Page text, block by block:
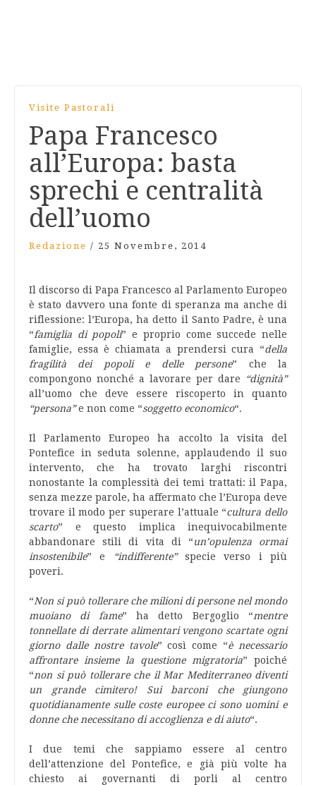
Visite Pastorali
Papa Francesco
all’Europa: basta
sprechi e centralità
dell’uomo
Redazione / 25 Novembre, 2014
Il discorso di Papa Francesco al Parlamento Europeo
è stato davvero una fonte di speranza ma anche di
riflessione: l’Europa, ha detto il Santo Padre, è una
“famiglia di popoli” e proprio come succede nelle
famiglie, essa è chiamata a prendersi cura “della
fragilità dei popoli e delle persone” che la
compongono nonché a lavorare per dare
“dignità”
all’uomo che deve essere riscoperto in quanto
“persona”e non come “soggetto economico“.
Il Parlamento Europeo ha accolto la visita del
Pontefice in seduta solenne, applaudendo il suo
intervento, che ha trovato larghi riscontri
nonostante la complessità dei temi trattati: il Papa,
senza mezze parole, ha affermato che l’Europa deve
trovare il modo per superare l’attuale “cultura dello
scarto” e questo implica inequivocabilmente
abbandonare stili di vita di “un’opulenza ormai
insostenibile” e “indifferente”specie verso i più
poveri.
“Non si può tollerare che milioni di persone nel mondo
muoiano di fame” ha detto Bergoglio “mentre
tonnellate di derrate alimentari vengono scartate ogni
giorno dalle nostre tavole” così come “è necessario
affrontare insieme la questione migratoria” poiché
“non si può tollerare che il Mar Mediterraneo diventi
un grande cimitero! Sui barconi che giungono
quotidianamente sulle coste europee ci sono uomini e
donne che necessitano di accoglienza e di aiuto“.
I due temi che sappiamo essere al centro
dell’attenzione del Pontefice, e già più volte ha
chiesto ai governanti di porli al centro